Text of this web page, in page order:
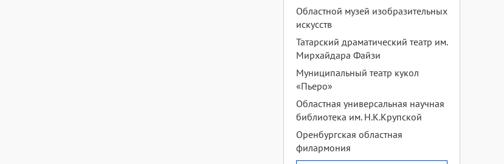
Областной музей изобразительных
искусств
Татарский драматический театр им.
Мирхайдара Файзи
Муниципальный театр кукол
«Пьеро»
Областная универсальная научная
библиотека им. Н.К.Крупской
Оренбургская областная
филармония